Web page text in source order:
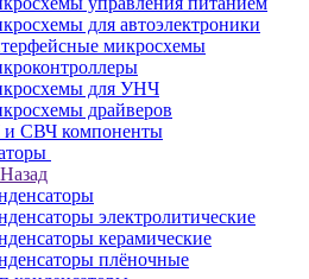
для автоэлектроники
микросхемы
для УНЧ
драйверов
СВЧ компоненты
Назад
электролитические
керамические
плёночные